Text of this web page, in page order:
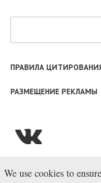
ПРАВИЛА
РАЗМЕЩЕНИЕ РЕКЛАМЫ
© ООО
We use cookies to